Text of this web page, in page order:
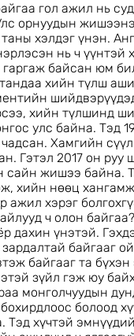
гол ажил нь
орнуудын
хэлдэг үнэн.
нь ч үүнтэй
гаргаж байсан юм
хийн түлш
хийн түлшинд
улс байна. Тэд
Хамгийн
Гэтэл 2017 он
сайн жишээ байна.
хийн нөөц
хэрэг
ч олон байгаа?
дахин үнэтэй.
байгааг
байгааг та
зүйл гэж юу
монголчуудын
болоод
хүчтэй